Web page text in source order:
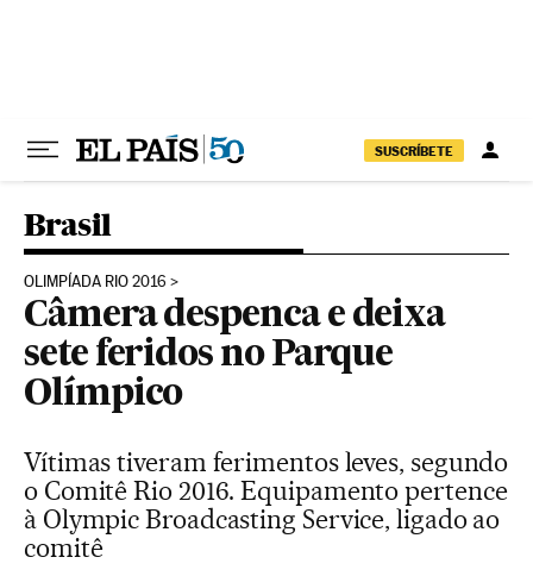
SUSCRÍBETE
Brasil
OLIMPÍADA RIO 2016
Câmera despenca e deixa
sete feridos no Parque
Olímpico
Vítimas tiveram ferimentos leves, segundo
o Comitê Rio 2016. Equipamento pertence
à Olympic Broadcasting Service, ligado ao
comitê